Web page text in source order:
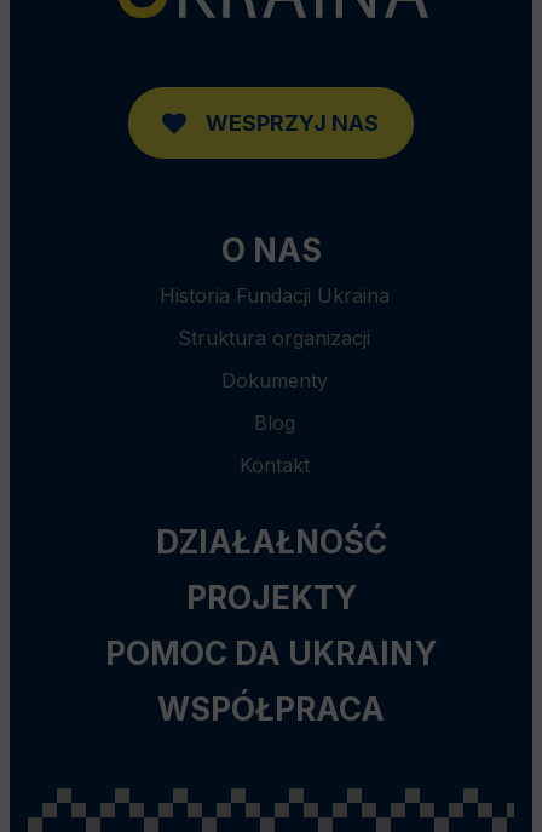
WESPRZYJ NAS
O NAS
Historia Fundacji Ukraina
Struktura organizacji
Dokumenty
Blog
Kontakt
DZIAŁAŁNOŚĆ
PROJEKTY
POMOC DA UKRAINY
WSPÓŁPRACA